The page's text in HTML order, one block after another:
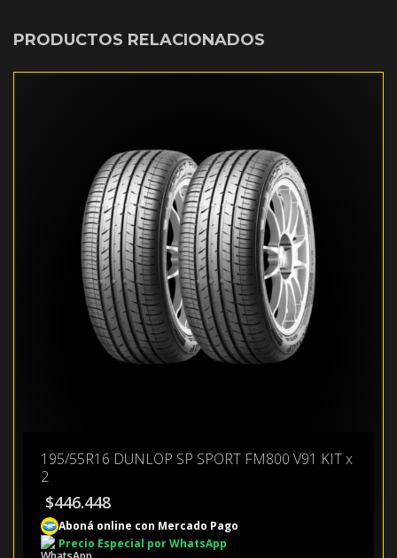
PRODUCTOS RELACIONADOS
195/55R16 DUNLOP SP SPORT FM800 V91 KIT x
2
$446.448
Aboná online con Mercado Pago
Precio Especial por WhatsApp